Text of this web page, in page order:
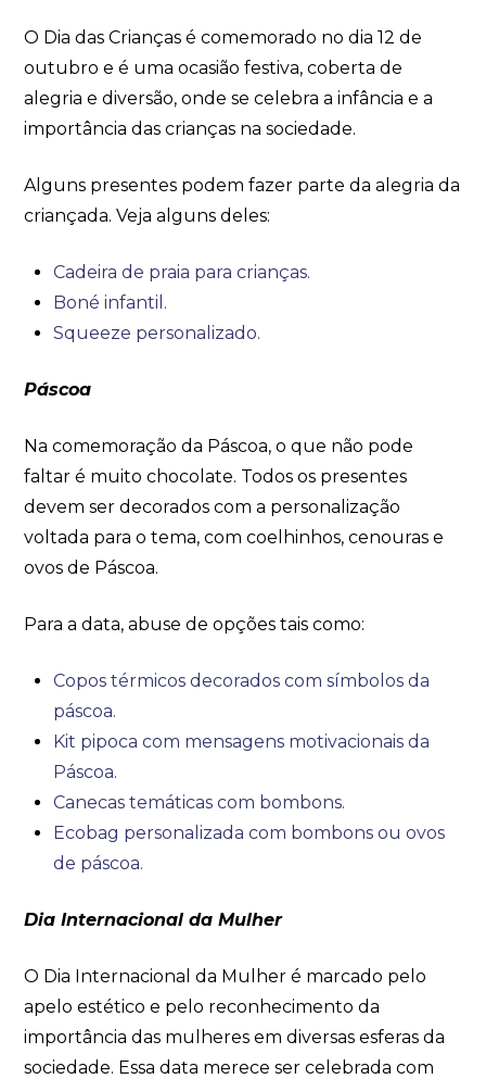
O Dia das Crianças é comemorado no dia 12 de
outubro e é uma ocasião festiva, coberta de
alegria e diversão, onde se celebra a infância e a
importância das crianças na sociedade.
Alguns presentes podem fazer parte da alegria da
criançada. Veja alguns deles:
Cadeira de praia para crianças.
Boné infantil.
Squeeze personalizado.
Páscoa
Na comemoração da Páscoa, o que não pode
faltar é muito chocolate. Todos os presentes
devem ser decorados com a personalização
voltada para o tema, com coelhinhos, cenouras e
ovos de Páscoa.
Para a data, abuse de opções tais como:
Copos térmicos decorados com símbolos da
páscoa.
Kit pipoca com mensagens motivacionais da
Páscoa.
Canecas temáticas com bombons.
Ecobag personalizada com bombons ou ovos
de páscoa.
Dia Internacional da Mulher
O Dia Internacional da Mulher é marcado pelo
apelo estético e pelo reconhecimento da
importância das mulheres em diversas esferas da
sociedade. Essa data merece ser celebrada com